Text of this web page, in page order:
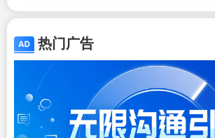
购房面积仅51.6㎡
热门广告